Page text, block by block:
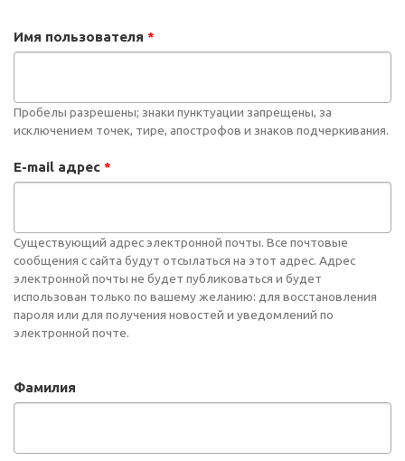
Имя пользователя *
Пробелы разрешены; знаки пунктуации запрещены, за
исключением точек, тире, апострофов и знаков подчеркивания.
E-mail адрес *
Существующий адрес электронной почты. Все почтовые
сообщения с сайта будут отсылаться на этот адрес. Адрес
электронной почты не будет публиковаться и будет
использован только по вашему желанию: для восстановления
пароля или для получения новостей и уведомлений по
электронной почте.
Фамилия